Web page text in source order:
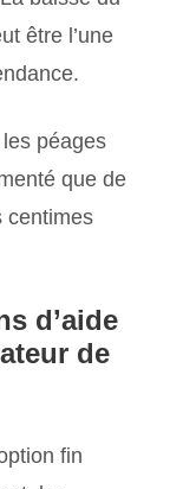
être l’une
péages
que de
centimes
d’aide
de
fin